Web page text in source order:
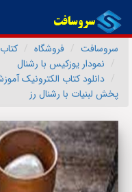
سروسافت
فروشگاه
نمودار یوزکیس با رشنال
دانلود کتاب الکترونیک
پخش لبنیات با رشنال رز